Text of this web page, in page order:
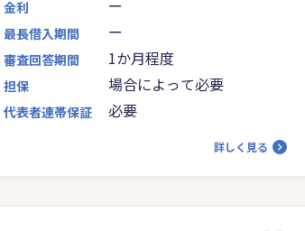
金利 ー
最長借入期間 ー
審査回答期間 1か月程度
担保 場合によって必要
代表者連帯保証 必要
詳しく見る